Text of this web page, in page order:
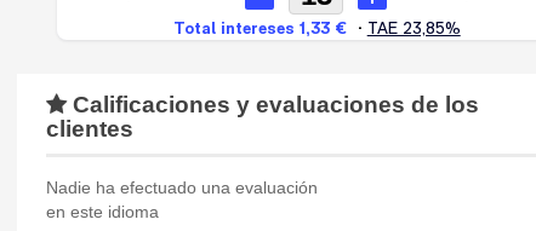
Calificaciones y evaluaciones de los
clientes
Nadie ha efectuado una evaluación
en este idioma